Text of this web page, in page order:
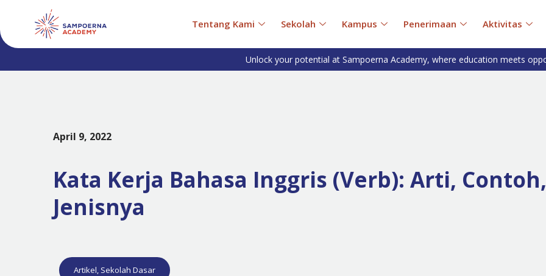
Tentang Kami Sekolah Kampus Penerimaan Aktivitas
Unlock your potential at Sampoerna Academy, where education meets
April 9, 2022
Kata Kerja Bahasa Inggris (Verb): Arti,
Jenisnya
Artikel, Sekolah Dasar